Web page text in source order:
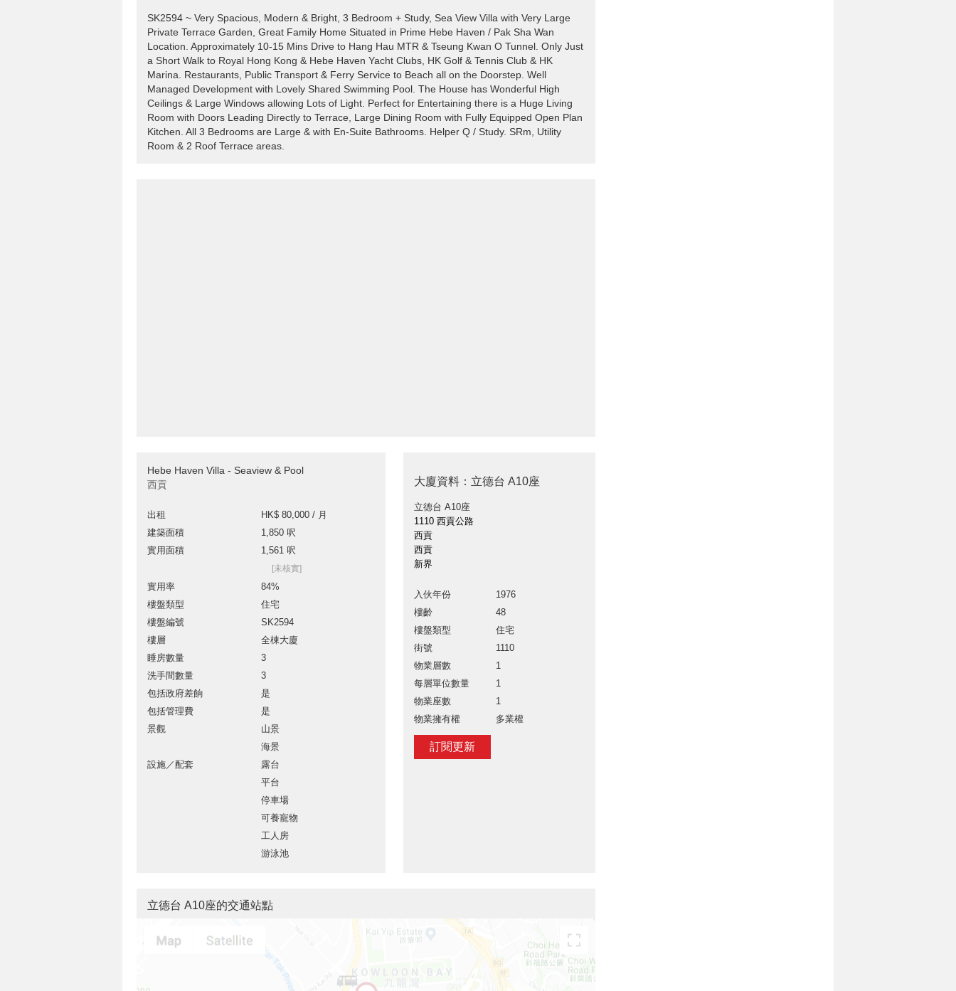
SK2594 ~ Very Spacious, Modern & Bright, 3 Bedroom + Study, Sea View Villa with Very Large
Private Terrace Garden, Great Family Home Situated in Prime Hebe Haven / Pak Sha Wan
Location. Approximately 10-15 Mins Drive to Hang Hau MTR & Tseung Kwan O Tunnel. Only Just
a Short Walk to Royal Hong Kong & Hebe Haven Yacht Clubs, HK Golf & Tennis Club & HK
Marina. Restaurants, Public Transport & Ferry Service to Beach all on the Doorstep. Well
Managed Development with Lovely Shared Swimming Pool. The House has Wonderful High
Ceilings & Large Windows allowing Lots of Light. Perfect for Entertaining there is a Huge Living
Room with Doors Leading Directly to Terrace, Large Dining Room with Fully Equipped Open Plan
Kitchen. All 3 Bedrooms are Large & with En-Suite Bathrooms. Helper Q / Study. SRm, Utility
Room & 2 Roof Terrace areas.
Hebe Haven Villa - Seaview & Pool
西貢
出租
HK$ 80,000 / 月
建築面積
1,850 呎
實用面積
1,561 呎
[未核實]
實用率
84%
樓盤類型
住宅
樓盤編號
SK2594
樓層
全棟大廈
睡房數量
3
洗手間數量
3
包括政府差餉
是
包括管理費
是
景觀
山景
海景
設施／配套
露台
平台
停車場
可養寵物
工人房
游泳池
大廈資料：立德台 A10座
立德台 A10座
1110 西貢公路
西貢
西貢
新界
入伙年份
1976
樓齡
48
樓盤類型
住宅
街號
1110
物業層數
1
每層單位數量
1
物業座數
1
物業擁有權
多業權
訂閱更新
立德台 A10座的交通站點